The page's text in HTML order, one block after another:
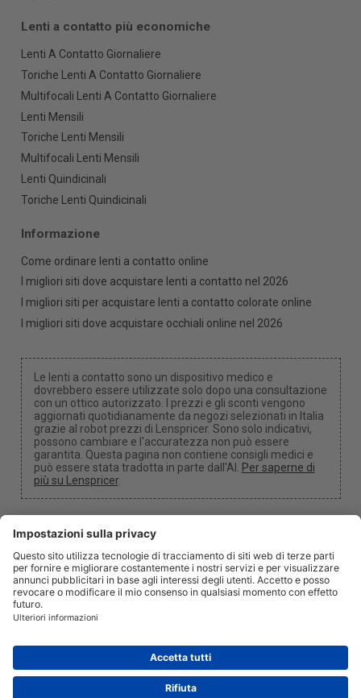
Lenti a contatto più economiche
Lenti A Contatto Giornaliere
Toriche Lenti A Contatto Giornaliere
Multifocali Lenti A Contatto Giornaliere
Lenti Mensili
Toriche Lenti Mensili
Multifocali Lenti Mensili
Lenti Quindicinali
Toriche Lenti Quindicinali
Informazione
Come ordinare lenti a contatto online
I migliori siti dove acquistare lenti a contatto nel 2026
I migliori siti per acquistare lenti a contatto colorate online
I migliori siti dove acquistare occhiali online nel 2026
Le lenti a contatto sono un dispositivo medico e
dovrebbero essere utilizzate solo dopo una consultazione
con un ottico autorizzato. I prezzi e gli sconti vengono
aggiornati quotidianamente da negozi selezionati in Italia
grazie al robot prezzi di Lenspricer. Sono solo indicativi,
possono cambiare e l'accuratezza non può essere
garantita. Questa pagina non contiene consigli medici e
può essere stata tradotta in parte dall'AI.
Per saperne di
più su Lenspricer.
Impostazioni dei cookie
Potremmo ricevere una commissione se utilizzi uno dei
nostri link per effettuare un acquisto.
Informazione
info@lenspricer.it
DK44428156